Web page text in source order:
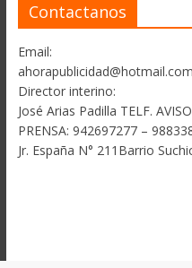
Contactanos
Email:
Director interino:
José Arias Padilla TELF.
PRENSA: 942697277 –
Jr. España N° 211Barrio